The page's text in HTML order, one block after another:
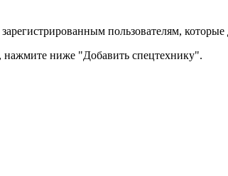
пользователям,
нажмите ниже "Добавить спецтехнику".